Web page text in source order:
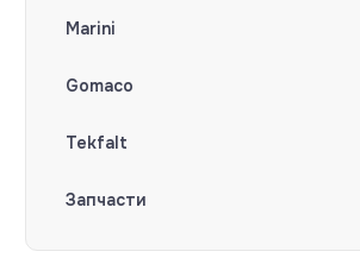
Marini
Gomaco
Tekfalt
Запчасти